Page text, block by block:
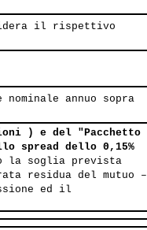
il rispettivo
annuo sopra
) e del "Pacchetto
spread dello 0,15%
la soglia prevista
residua del mutuo –
ed il